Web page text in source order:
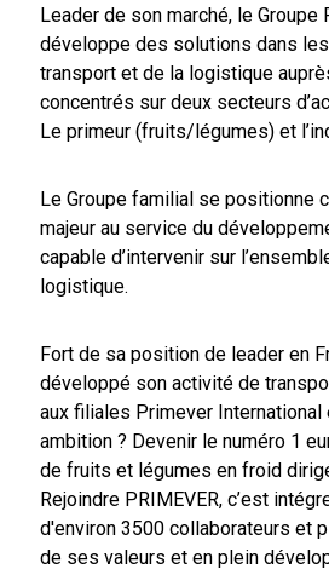
Leader de son marché, le Groupe
développe des solutions dans
transport et de la logistique
concentrés sur deux secteurs
Le primeur (fruits/légumes) et
Le Groupe familial se positionne
majeur au service du
capable d’intervenir sur
logistique.
Fort de sa position de leader en
développé son activité de
aux filiales Primever International
ambition ? Devenir le numéro 1
de fruits et légumes en froid
Rejoindre PRIMEVER, c’est
d'environ 3500 collaborateurs et
de ses valeurs et en plein